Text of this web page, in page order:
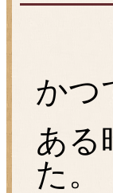
かつ
ある
た。